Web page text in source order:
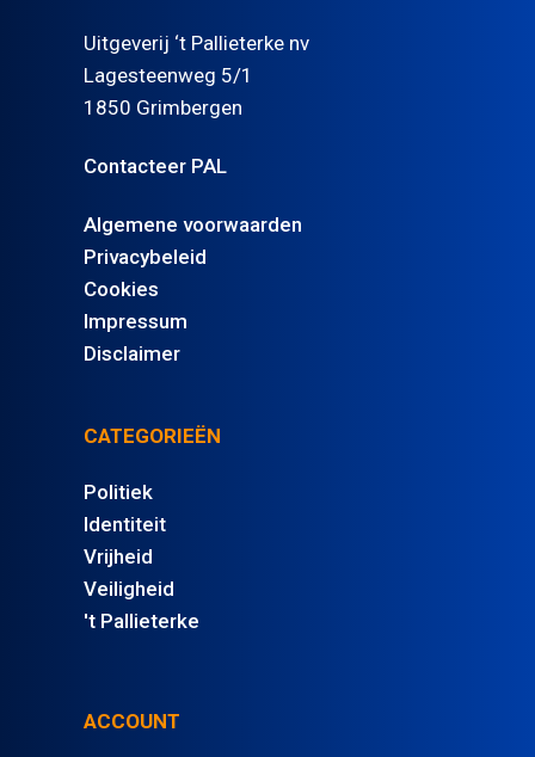
Uitgeverij ‘t Pallieterke nv
Lagesteenweg 5/1
1850 Grimbergen
Contacteer PAL
Algemene voorwaarden
Privacybeleid
Cookies
Impressum
Disclaimer
CATEGORIEËN
Politiek
Identiteit
Vrijheid
Veiligheid
't Pallieterke
ACCOUNT